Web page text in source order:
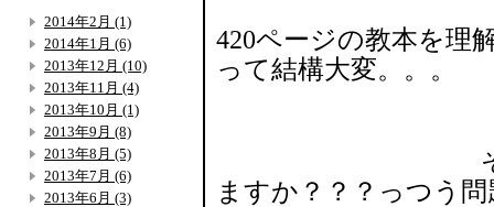
420ページの教本を理
って結構大変。。。
そもそも ち
ますか？？？っつう
2014年2月 (1)
2014年1月 (6)
2013年12月 (10)
2013年11月 (4)
2013年10月 (1)
2013年9月 (8)
2013年8月 (5)
2013年7月 (6)
2013年6月 (3)